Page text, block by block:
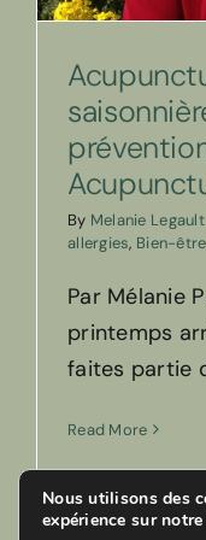
By Melanie Legault
allergies, Bien-être
Par Mélanie
printemps
faites partie
Read More
Nous utilisons des
expérience sur